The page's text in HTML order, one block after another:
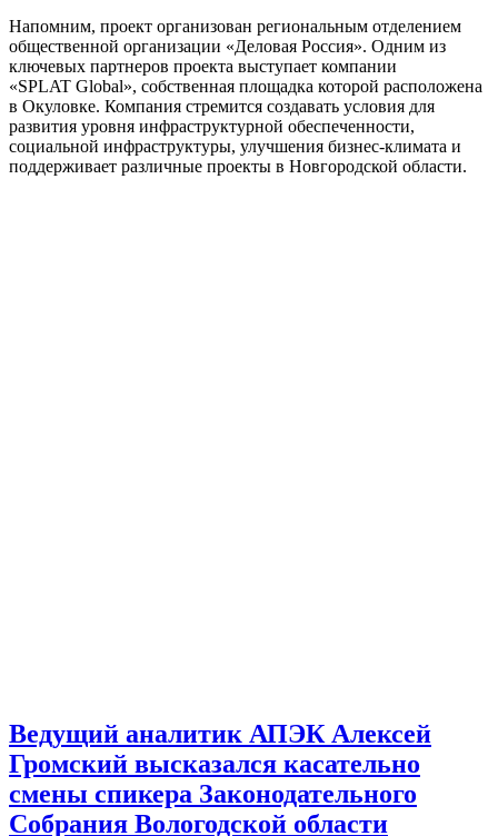
Напомним, проект организован региональным отделением
общественной организации «Деловая Россия». Одним из
ключевых партнеров проекта выступает компании
«SPLAT Global», собственная площадка которой расположена
в Окуловке. Компания стремится создавать условия для
развития уровня инфраструктурной обеспеченности,
социальной инфраструктуры, улучшения бизнес-климата и
поддерживает различные проекты в Новгородской области.
Ведущий аналитик АПЭК Алексей
Громский высказался касательно
смены спикера Законодательного
Собрания Вологодской области